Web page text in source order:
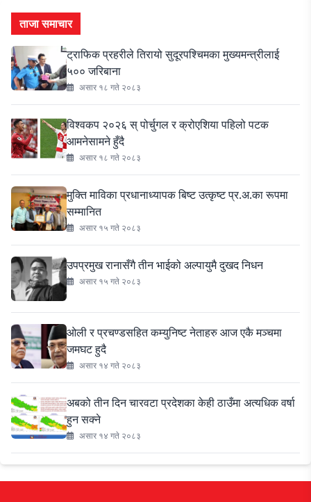
ताजा समाचार
ट्राफिक प्रहरीले तिरायो सुदूरपश्चिमका मुख्यमन्त्रीलाई
५०० जरिबाना
असार १८ गते २०८३
विश्वकप २०२६ स् पोर्चुगल र क्रोएशिया पहिलो पटक
आमनेसामने हुँदै
असार १८ गते २०८३
मुक्ति माविका प्रधानाध्यापक बिष्ट उत्कृष्ट प्र.अ.का रूपमा
सम्मानित
असार १५ गते २०८३
उपप्रमुख रानासँगै तीन भाईको अल्पायुमै दुखद निधन
असार १५ गते २०८३
ओली र प्रचण्डसहित कम्युनिष्ट नेताहरु आज एकै मञ्चमा
जमघट हुदै
असार १४ गते २०८३
अबको तीन दिन चारवटा प्रदेशका केही ठाउँमा अत्यधिक वर्षा
हुन सक्ने
असार १४ गते २०८३